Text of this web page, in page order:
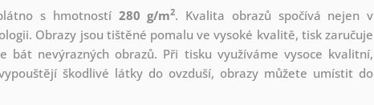
s hmotností 280 g/m2. Kvalita obrazů spočívá nejen v
Obrazy jsou tištěné pomalu ve vysoké kvalitě, tisk zaručuje
bát nevýrazných obrazů. Při tisku využíváme vysoce kvalitní,
škodlivé látky do ovzduší, obrazy můžete umístit do